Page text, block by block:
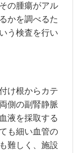
の腫瘍がアル
かを調べるた
う検査を行い
け根からカテ
側の副腎静脈
液を採取する
も細い血管の
難しく、施設